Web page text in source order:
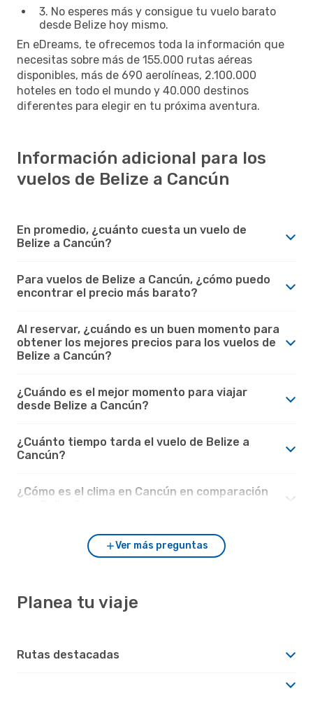
3. No esperes más y consigue tu vuelo barato
desde Belize hoy mismo.
En eDreams, te ofrecemos toda la información que
necesitas sobre más de 155.000 rutas aéreas
disponibles, más de 690 aerolíneas, 2.100.000
hoteles en todo el mundo y 40.000 destinos
diferentes para elegir en tu próxima aventura.
Información adicional para los
vuelos de Belize a Cancún
En promedio, ¿cuánto cuesta un vuelo de
Belize a Cancún?
Para vuelos de Belize a Cancún, ¿cómo puedo
encontrar el precio más barato?
Al reservar, ¿cuándo es un buen momento para
obtener los mejores precios para los vuelos de
Belize a Cancún?
¿Cuándo es el mejor momento para viajar
desde Belize a Cancún?
¿Cuánto tiempo tarda el vuelo de Belize a
Cancún?
¿Cómo es el clima en Cancún en comparación
Ver más preguntas
Planea tu viaje
Rutas destacadas